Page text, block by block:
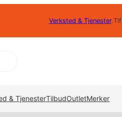
Verksted & Tjenester.Tlf
& TjenesterTilbudOutletMerker